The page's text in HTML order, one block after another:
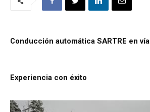
Conducción automática SARTRE en
Experiencia con éxito